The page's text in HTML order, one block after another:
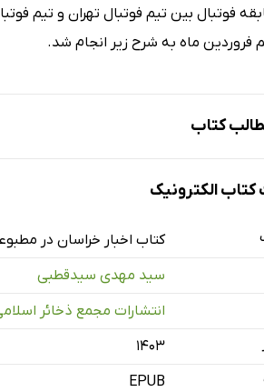
فوتبال بین تیم فوتبال تهران و تیم
فروردین ماه به شرح زیر انجام شد.
کتاب
خیام
راجعه دهات خراسان و تصفیه آدم
و تعدیات کدخدا غلام کنگی
فلاحتی خراسان
الکترونیک
کتاب اخبار خراسان در
سید مهدی سیدقطبی
انتشارات مجمع ذخائر
۱۴۰۳
EPUB